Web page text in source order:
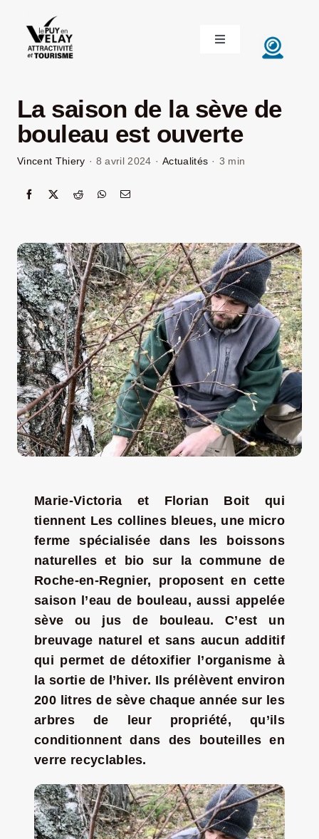
contenu
Toggle
Navigation
DÉCOUVRIR LE VELAY
INVESTIR EN VELAY
CONGRÈS ET SÉMINAIRES
LE VELAY RECRUTE
LA ROUTE DES PRODUCTEURS
NOUS CONTACTER
Rechercher:
Nouveau Magazine EnVelay
Jeu concours – Gagnez votre bûche de Noël 2025
La saison de la sève de
bouleau est ouverte
Vincent Thiery · 8 avril 2024 · Actualités · 3 min
Marie-Victoria et Florian Boit qui
tiennent Les collines bleues, une micro
ferme spécialisée dans les boissons
naturelles et bio sur la commune de
Roche-en-Regnier, proposent en cette
saison l’eau de bouleau, aussi appelée
sève ou jus de bouleau. C’est un
breuvage naturel et sans aucun additif
qui permet de détoxifier l’organisme à
la sortie de l’hiver. Ils prélèvent environ
200 litres de sève chaque année sur les
arbres de leur propriété, qu’ils
conditionnent dans des bouteilles en
verre recyclables.